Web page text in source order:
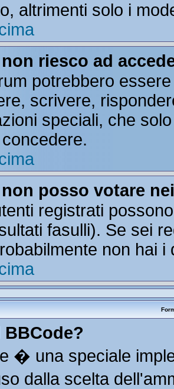
altrimenti solo i
riesco ad
potrebbero
scrivere,
speciali, che
posso votare
registrati
fasulli). Se sei
non hai
� una speciale
dalla scelta